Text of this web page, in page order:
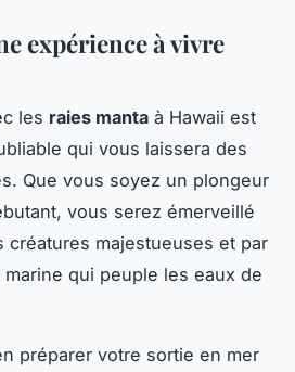
expérience à vivre
les raies manta à Hawaii est
qui vous laissera des
Que vous soyez un plongeur
vous serez émerveillé
créatures majestueuses et par
qui peuple les eaux de
préparer votre sortie en mer